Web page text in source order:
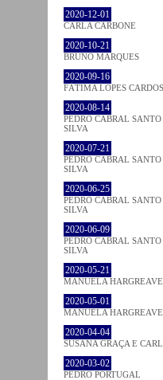
2020-12-01
CARLA CARBONE
2020-10-21
BRUNO MARQUES
2020-09-16
FÁTIMA LOPES
2020-08-14
PEDRO CABRAL
SILVA
2020-07-21
PEDRO CABRAL
SILVA
2020-06-25
PEDRO CABRAL
SILVA
2020-06-09
PEDRO CABRAL
SILVA
2020-05-21
MANUELA
2020-05-01
MANUELA
2020-04-04
SUSANA GRAÇA E
2020-03-02
PEDRO PORTUGAL